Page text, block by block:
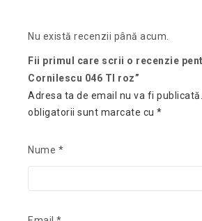
Nu există recenzii până acum.
Fii primul care scrii o recenzie
Cornilescu 046 TI roz”
Adresa ta de email nu va fi publicată.
obligatorii sunt marcate cu*
Nume *